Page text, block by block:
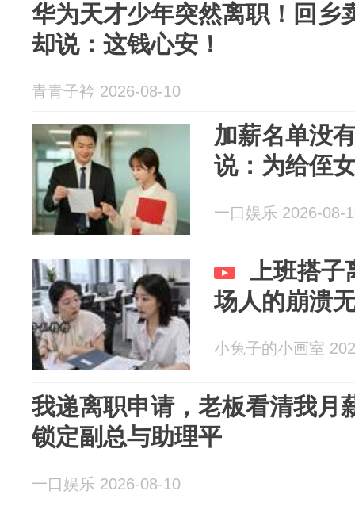
华为天才少年突然离职！回乡
却说：这钱心安！
青青子衿 2026-08-10
加薪名单没
说：为给侄
一口娱乐 2026-08-
上班搭子
场人的崩溃
小兔子的小画室
我递离职申请，老板看清我月
锁定副总与助理平
一口娱乐 2026-08-10